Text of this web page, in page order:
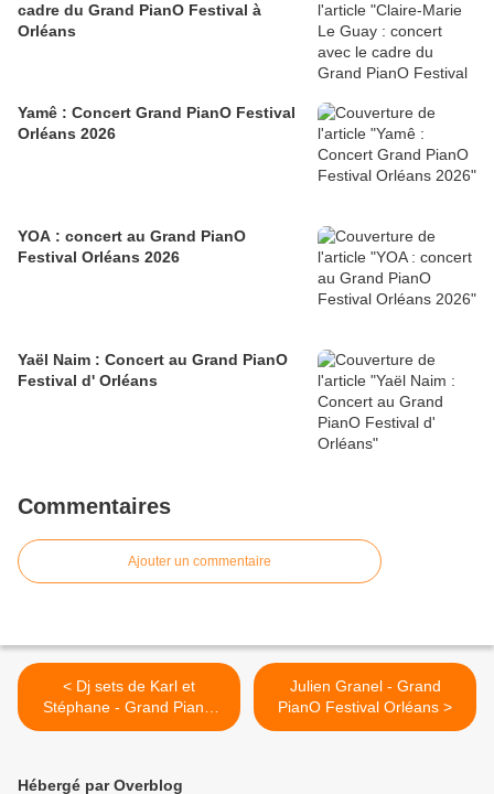
cadre du Grand PianO Festival à
Orléans
Yamê : Concert Grand PianO Festival
Orléans 2026
YOA : concert au Grand PianO
Festival Orléans 2026
Yaël Naim : Concert au Grand PianO
Festival d' Orléans
Commentaires
Ajouter un commentaire
< Dj sets de Karl et
Stéphane - Grand PianO
Festival
Julien Granel - Grand
PianO Festival Orléans >
Hébergé par Overblog